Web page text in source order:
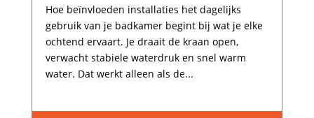
Hoe beïnvloeden installaties het dagelijks
gebruik van je badkamer begint bij wat je elke
ochtend ervaart.​ Je draait de kraan open,
verwacht stabiele waterdruk en snel warm
water.​ Dat werkt alleen als de...